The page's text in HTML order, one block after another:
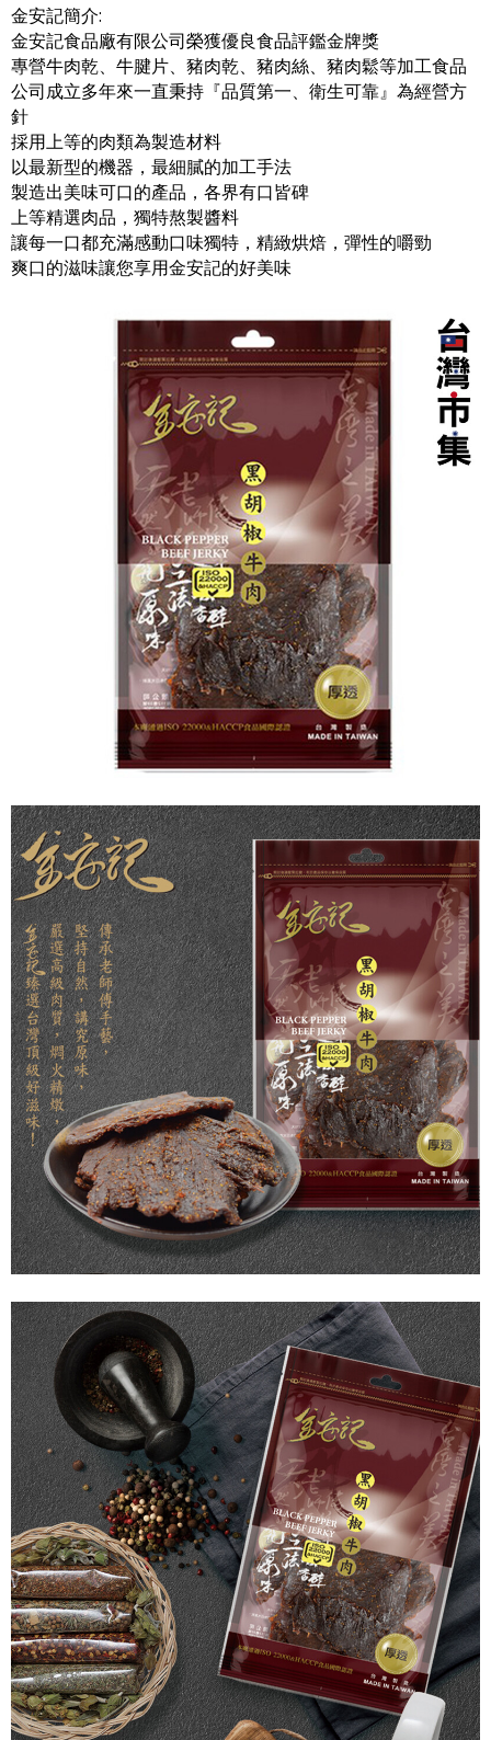
金安記簡介:
金安記食品廠有限公司榮獲優良食品評鑑金牌獎
專營牛肉乾、牛腱片、豬肉乾、豬肉絲、豬肉鬆等加工食品
公司成立多年來一直秉持『品質第一、衛生可靠』為經營方
針
採用上等的肉類為製造材料
以最新型的機器，最細膩的加工手法
製造出美味可口的產品，各界有口皆碑
上等精選肉品，獨特熬製醬料
讓每一口都充滿感動口味獨特，精緻烘焙，彈性的嚼勁
爽口的滋味讓您享用金安記的好美味